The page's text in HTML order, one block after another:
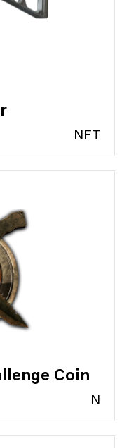
NFT
Coin
N